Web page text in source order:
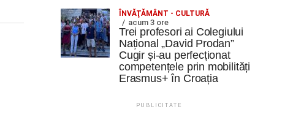
ÎNVĂŢĂMÂNT - CULTURĂ
acum 3 ore
Trei profesori ai Colegiului
Național „David Prodan”
Cugir și-au perfecționat
competențele prin mobilități
Erasmus+ în Croația
PUBLICITATE